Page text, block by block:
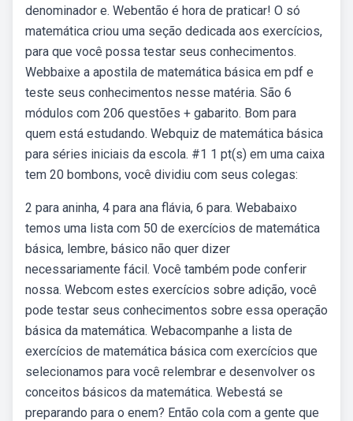
denominador e. Webentão é hora de praticar! O só
matemática criou uma seção dedicada aos exercícios,
para que você possa testar seus conhecimentos.
Webbaixe a apostila de matemática básica em pdf e
teste seus conhecimentos nesse matéria. São 6
módulos com 206 questões + gabarito. Bom para
quem está estudando. Webquiz de matemática básica
para séries iniciais da escola. #1 1 pt(s) em uma caixa
tem 20 bombons, você dividiu com seus colegas:
2 para aninha, 4 para ana flávia, 6 para. Webabaixo
temos uma lista com 50 de exercícios de matemática
básica, lembre, básico não quer dizer
necessariamente fácil. Você também pode conferir
nossa. Webcom estes exercícios sobre adição, você
pode testar seus conhecimentos sobre essa operação
básica da matemática. Webacompanhe a lista de
exercícios de matemática básica com exercícios que
selecionamos para você relembrar e desenvolver os
conceitos básicos da matemática. Webestá se
preparando para o enem? Então cola com a gente que